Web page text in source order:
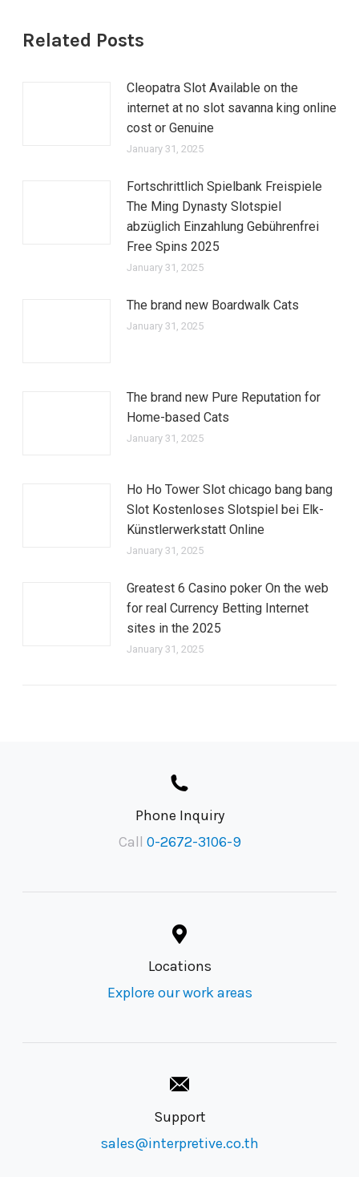
Related Posts
Cleopatra Slot Available on the
internet at no slot savanna king online
cost or Genuine
January 31, 2025
Fortschrittlich Spielbank Freispiele
The Ming Dynasty Slotspiel
abzüglich Einzahlung Gebührenfrei
Free Spins 2025
January 31, 2025
The brand new Boardwalk Cats
January 31, 2025
The brand new Pure Reputation for
Home-based Cats
January 31, 2025
Ho Ho Tower Slot chicago bang bang
Slot Kostenloses Slotspiel bei Elk-
Künstlerwerkstatt Online
January 31, 2025
Greatest 6 Casino poker On the web
for real Currency Betting Internet
sites in the 2025
January 31, 2025
Phone Inquiry
Call 0-2672-3106-9
Locations
Explore our work areas
Support
sales@interpretive.co.th